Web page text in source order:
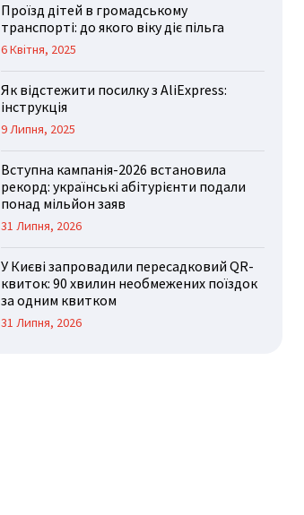
Проїзд дітей в громадському
транспорті: до якого віку діє пільга
6 Квітня, 2025
Як відстежити посилку з AliExpress:
інструкція
9 Липня, 2025
Вступна кампанія-2026 встановила
рекорд: українські абітурієнти подали
понад мільйон заяв
31 Липня, 2026
У Києві запровадили пересадковий QR-
квиток: 90 хвилин необмежених поїздок
за одним квитком
31 Липня, 2026